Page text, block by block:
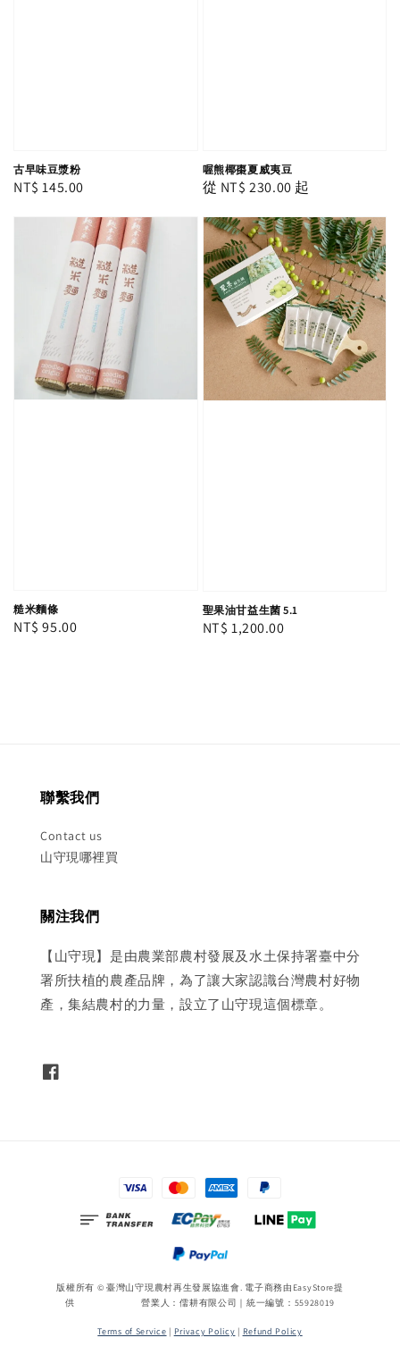
古早味豆漿粉
Regular
NT$ 145.00
喔熊椰棗夏威夷豆
Regular
從 NT$ 230.00 起
糙米麵條
Regular
NT$ 95.00
聖果油甘益生菌 5.1
Regular
NT$ 1,200.00
聯繫我們
Contact us
山守現哪裡買
關注我們
【山守現】是由農業部農村發展及水土保持署臺中分
署所扶植的農產品牌，為了讓大家認識台灣農村好物
產，集結農村的力量，設立了山守現這個標章。
版權所有 © 臺灣山守現農村再生發展協進會. 電子商務由 EasyStore提
供 營業人：儒耕有限公司｜統一編號：55928019
Terms of Service | Privacy Policy | Refund Policy